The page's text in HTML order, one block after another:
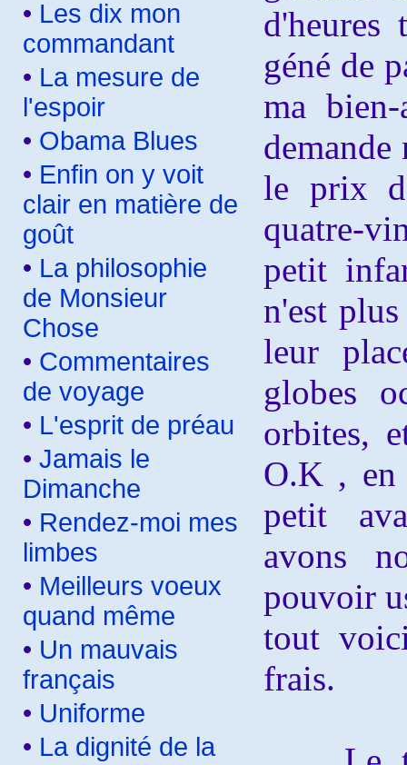
• Les dix mon
commandant
• La mesure de
l'espoir
• Obama Blues
• Enfin on y voit
clair en matière de
goût
• La philosophie
de Monsieur
Chose
• Commentaires
de voyage
• L'esprit de préau
• Jamais le
Dimanche
• Rendez-moi mes
limbes
• Meilleurs voeux
quand même
• Un mauvais
français
• Uniforme
• La dignité de la
d'heures
géné de
ma
demande
le prix
quatre-
petit
n'est
leur
globes
orbites,
O.K ,
petit
avons
pouvoir
tout
frais.